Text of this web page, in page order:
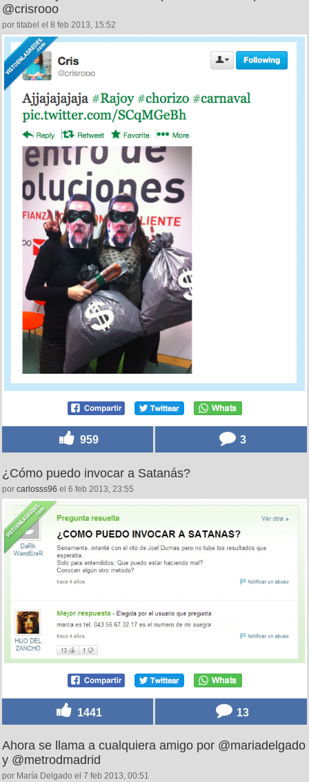
@crisrooo
por titabel el 8 feb 2013, 15:52
959 3
¿Cómo puedo invocar a Satanás?
por carlosss96 el 6 feb 2013, 23:55
1441 13
Ahora se llama a cualquiera amigo por @mariadelgado
y @metrodmadrid
por María Delgado el 7 feb 2013, 00:51